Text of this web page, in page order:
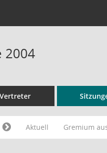
2004
Vertreter
Aktuell Gremium